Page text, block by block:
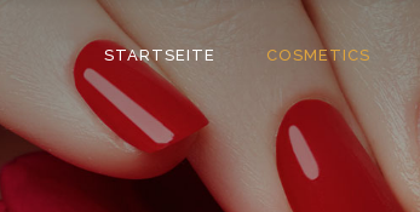
STARTSEITE COSMETICS